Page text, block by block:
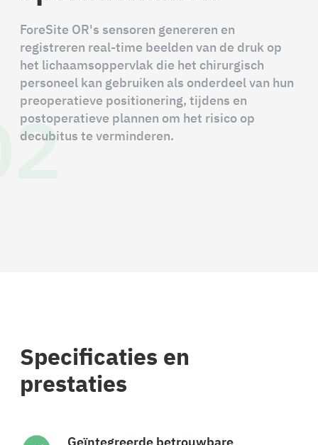
ForeSite OR's sensoren genereren en
registreren real-time beelden van de druk op
het lichaamsoppervlak die het chirurgisch
personeel kan gebruiken als onderdeel van hun
preoperatieve positionering, tijdens en
postoperatieve plannen om het risico op
decubitus te verminderen.
Specificaties en
prestaties
Geïntegreerde betrouwbare